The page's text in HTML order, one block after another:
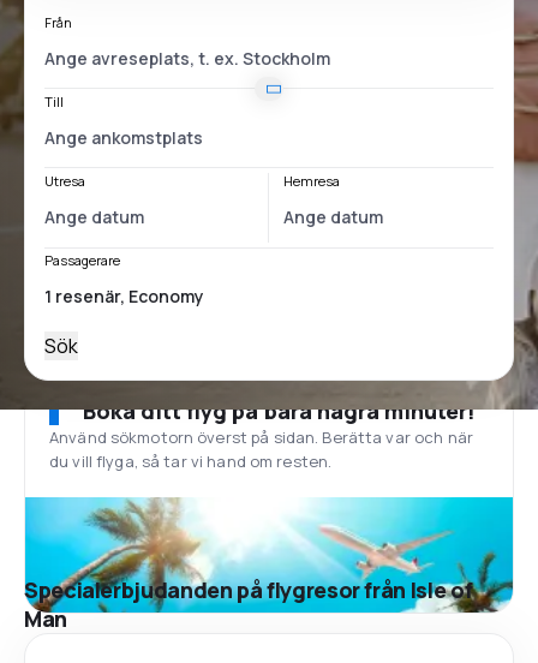
Från
Till
Utresa Hemresa
Passagerare
Sök
Boka ditt flyg på bara några minuter!
Använd sökmotorn överst på sidan. Berätta var och när
du vill flyga, så tar vi hand om resten.
Specialerbjudanden på flygresor från Isle of
Man